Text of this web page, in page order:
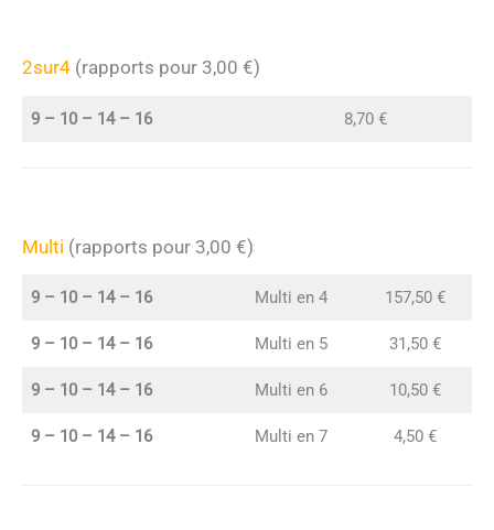
2sur4 (rapports pour 3,00 €)
9 – 10 – 14 – 16 8,70 €
Multi (rapports pour 3,00 €)
9 – 10 – 14 – 16 Multi en 4 157,50 €
9 – 10 – 14 – 16 Multi en 5 31,50 €
9 – 10 – 14 – 16 Multi en 6 10,50 €
9 – 10 – 14 – 16 Multi en 7 4,50 €